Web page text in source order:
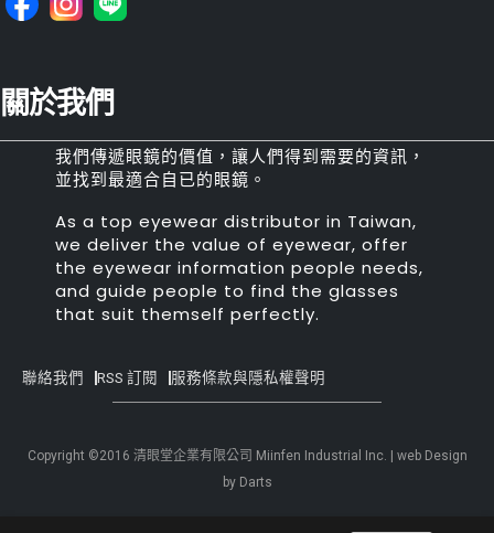
關於我們
我們傳遞眼鏡的價值，讓人們得到需要的資訊，
並找到最適合自已的眼鏡。
As a top eyewear distributor in Taiwan,
we deliver the value of eyewear, offer
the eyewear information people needs,
and guide people to find the glasses
that suit themself perfectly.
聯絡我們 RSS 訂閱 服務條款與隱私權聲明
Copyright ©2016 清眼堂企業有限公司 Miinfen Industrial Inc. | web Design
by Darts